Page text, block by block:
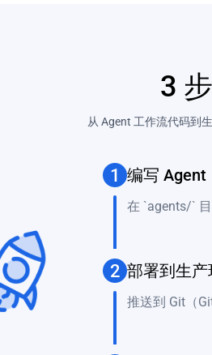
3
从 Agent 工作流代码到
1 编写 Agent
在 `agents/`
2 部署到生产
推送到 Git（